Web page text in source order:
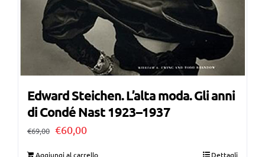
Edward Steichen. L’alta moda. Gli anni
di Condé Nast 1923–1937
€69,00 Il
€60,00Il
Aggiungi al carrello Dettagli